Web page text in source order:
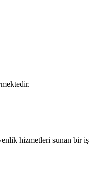
hizmetleri sunan bir iş